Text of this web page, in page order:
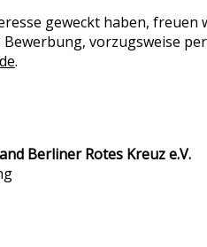
geweckt haben, freuen
vorzugsweise
.
Berliner Rotes Kreuz e.V.